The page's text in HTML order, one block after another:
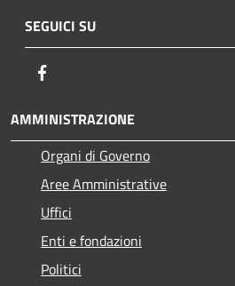
SEGUICI SU
AMMINISTRAZIONE
Organi di Governo
Aree Amministrative
Uffici
Enti e fondazioni
Politici